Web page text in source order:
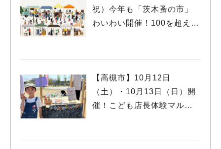
祝）今年も「茨木蚤の市」
わいわい開催！100を超える
【高槻市】10月12日
（土）・10月13日（日）開
催！こども店長体験マルシ